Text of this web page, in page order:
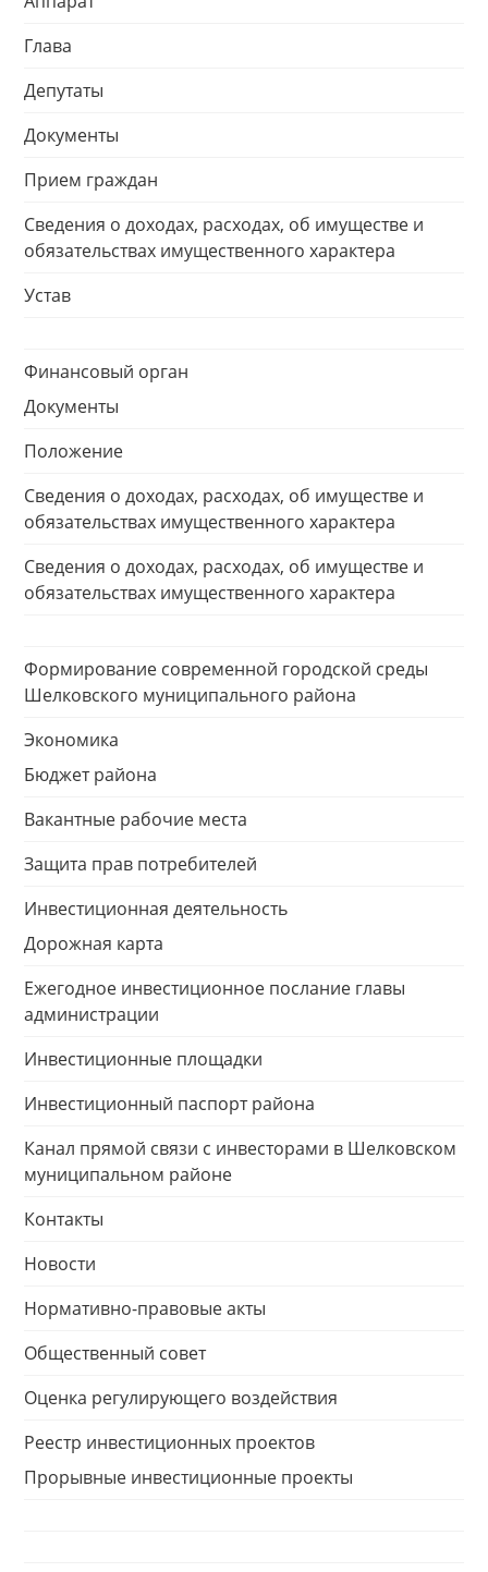
Глава
Депутаты
Документы
Прием граждан
Сведения о доходах, расходах, об имуществе и
обязательствах имущественного характера
Устав
Финансовый орган
Документы
Положение
Сведения о доходах, расходах, об имуществе и
обязательствах имущественного характера
Сведения о доходах, расходах, об имуществе и
обязательствах имущественного характера
Формирование современной городской среды
Шелковского муниципального района
Экономика
Бюджет района
Вакантные рабочие места
Защита прав потребителей
Инвестиционная деятельность
Дорожная карта
Ежегодное инвестиционное послание главы
администрации
Инвестиционные площадки
Инвестиционный паспорт района
Канал прямой связи с инвесторами в Шелковском
муниципальном районе
Контакты
Новости
Нормативно-правовые акты
Общественный совет
Оценка регулирующего воздействия
Реестр инвестиционных проектов
Прорывные инвестиционные проекты